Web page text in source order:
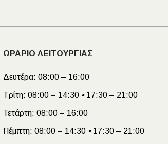
ΩΡΑΡΙΟ ΛΕΙΤΟΥΡΓΙΑΣ
Δευτέρα: 08:00 – 16:00
Τρίτη: 08:00 – 14:30 •17:30 – 21:00
Τετάρτη: 08:00 – 16:00
Πέμπτη: 08:00 – 14:30 •17:30 – 21:00